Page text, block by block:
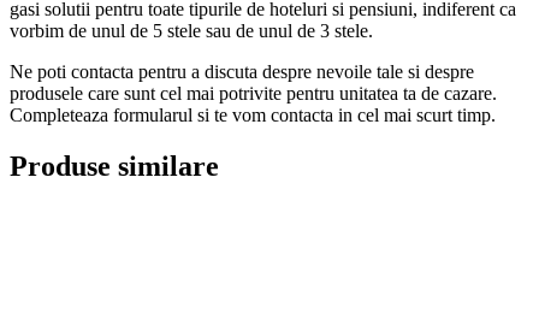
gasi solutii pentru toate tipurile de hoteluri si pensiuni, indiferent ca
vorbim de unul de 5 stele sau de unul de 3 stele.
Ne poti contacta pentru a discuta despre nevoile tale si despre
produsele care sunt cel mai potrivite pentru unitatea ta de cazare.
Completeaza formularul si te vom contacta in cel mai scurt timp.
Produse similare